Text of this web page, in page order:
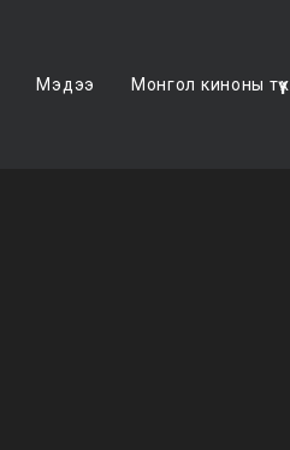
Мэдээ Монгол киноны түүх